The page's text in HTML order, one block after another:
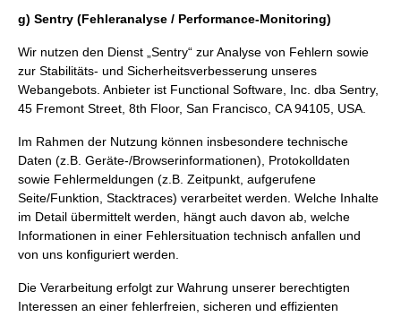
g) Sentry (Fehleranalyse / Performance-Monitoring)
Wir nutzen den Dienst „Sentry“ zur Analyse von Fehlern sowie
zur Stabilitäts- und Sicherheitsverbesserung unseres
Webangebots. Anbieter ist Functional Software, Inc. dba Sentry,
45 Fremont Street, 8th Floor, San Francisco, CA 94105, USA.
Im Rahmen der Nutzung können insbesondere technische
Daten (z.B. Geräte-/Browserinformationen), Protokolldaten
sowie Fehlermeldungen (z.B. Zeitpunkt, aufgerufene
Seite/Funktion, Stacktraces) verarbeitet werden. Welche Inhalte
im Detail übermittelt werden, hängt auch davon ab, welche
Informationen in einer Fehlersituation technisch anfallen und
von uns konfiguriert werden.
Die Verarbeitung erfolgt zur Wahrung unserer berechtigten
Interessen an einer fehlerfreien, sicheren und effizienten